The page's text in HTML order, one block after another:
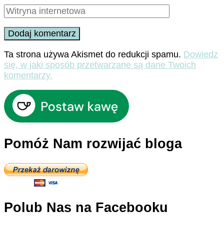
Ta strona używa Akismet do redukcji spamu. Dowiedz
się, w jaki sposób przetwarzane są dane Twoich
komentarzy.
Pomóż Nam rozwijać bloga
Polub Nas na Facebooku